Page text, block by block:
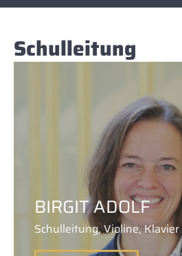
Schulleitung
BIRGIT ADOLF
Schulleitung, Violine, Klavier